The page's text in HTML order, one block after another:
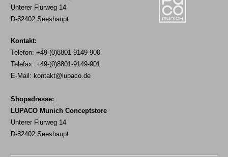
Unterer Flurweg 14
D-82402 Seeshaupt
Kontakt:
Telefon: +49-(0)8801-9149-900
Telefax: +49-(0)8801-9149-901
E-Mail: kontakt@lupaco.de
Shopadresse:
LUPACO Munich Conceptstore
Unterer Flurweg 14
D-82402 Seeshaupt